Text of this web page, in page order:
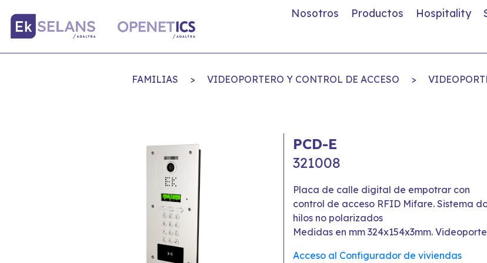
Nosotros Productos Hospitality
FAMILIAS > VIDEOPORTERO Y CONTROL DE ACCESO >
PCD-E
321008
Placa de calle digital de empotrar con
control de acceso RFID Mifare. Sistema
hilos no polarizados
Medidas en mm 324x154x3mm.
Acceso al Configurador de viviendas